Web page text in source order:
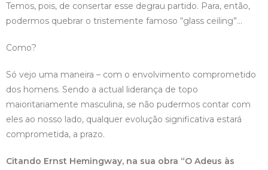
Temos, pois, de consertar esse degrau partido. Para, então,
podermos quebrar o tristemente famoso “glass ceiling”…
Como?
Só vejo uma maneira – com o envolvimento comprometido
dos homens. Sendo a actual liderança de topo
maioritariamente masculina, se não pudermos contar com
eles ao nosso lado, qualquer evolução significativa estará
comprometida, a prazo.
Citando Ernst Hemingway, na sua obra “O Adeus às